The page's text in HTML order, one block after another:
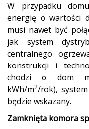
W przypadku
energię o wartości
musi nawet być
jak system
centralnego
konstrukcji i
chodzi o dom
kWh/m2/rok), system
będzie wskazany.
Zamknięta komora